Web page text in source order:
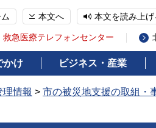
本文へ 本文を読み上げ
救急医療テレフォンセンター
かけ ビジネス・産業
理情報 > 市の被災地支援の取組・